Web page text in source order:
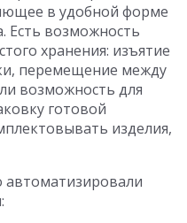
в удобной форме
Есть возможность
хранения: изъятие
перемещение между
возможность для
готовой
изделия,
автоматизировали